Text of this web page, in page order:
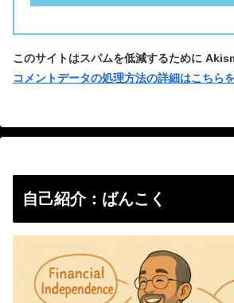
このサイトはスパムを低減するために
コメントデータの処理方法の詳細はこちら
自己紹介：ばんこく